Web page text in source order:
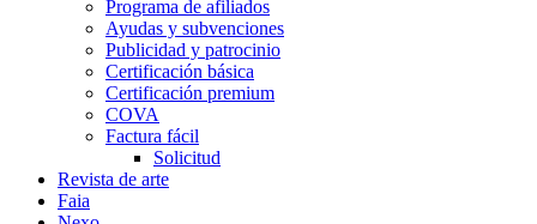
Programa de afiliados
Ayudas y subvenciones
Publicidad y patrocinio
Certificación básica
Certificación premium
COVA
Factura fácil
Solicitud
Revista de arte
Faia